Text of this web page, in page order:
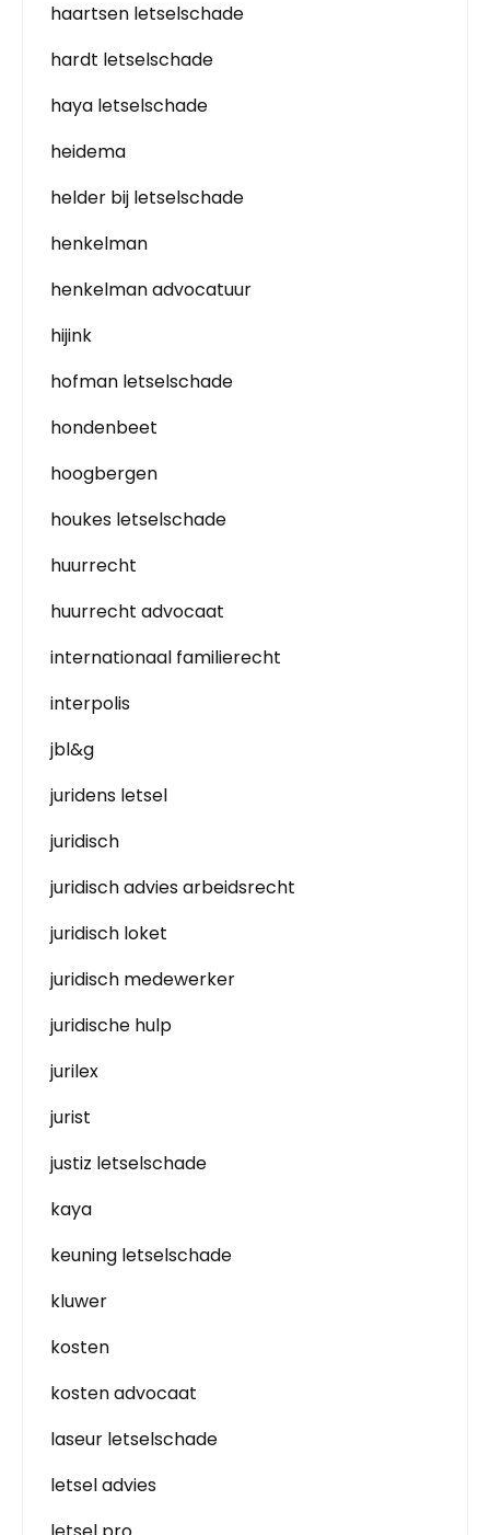
haartsen letselschade
hardt letselschade
haya letselschade
heidema
helder bij letselschade
henkelman
henkelman advocatuur
hijink
hofman letselschade
hondenbeet
hoogbergen
houkes letselschade
huurrecht
huurrecht advocaat
internationaal familierecht
interpolis
jbl&g
juridens letsel
juridisch
juridisch advies arbeidsrecht
juridisch loket
juridisch medewerker
juridische hulp
jurilex
jurist
justiz letselschade
kaya
keuning letselschade
kluwer
kosten
kosten advocaat
laseur letselschade
letsel advies